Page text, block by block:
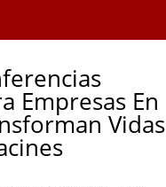
Empresas En
Vidas